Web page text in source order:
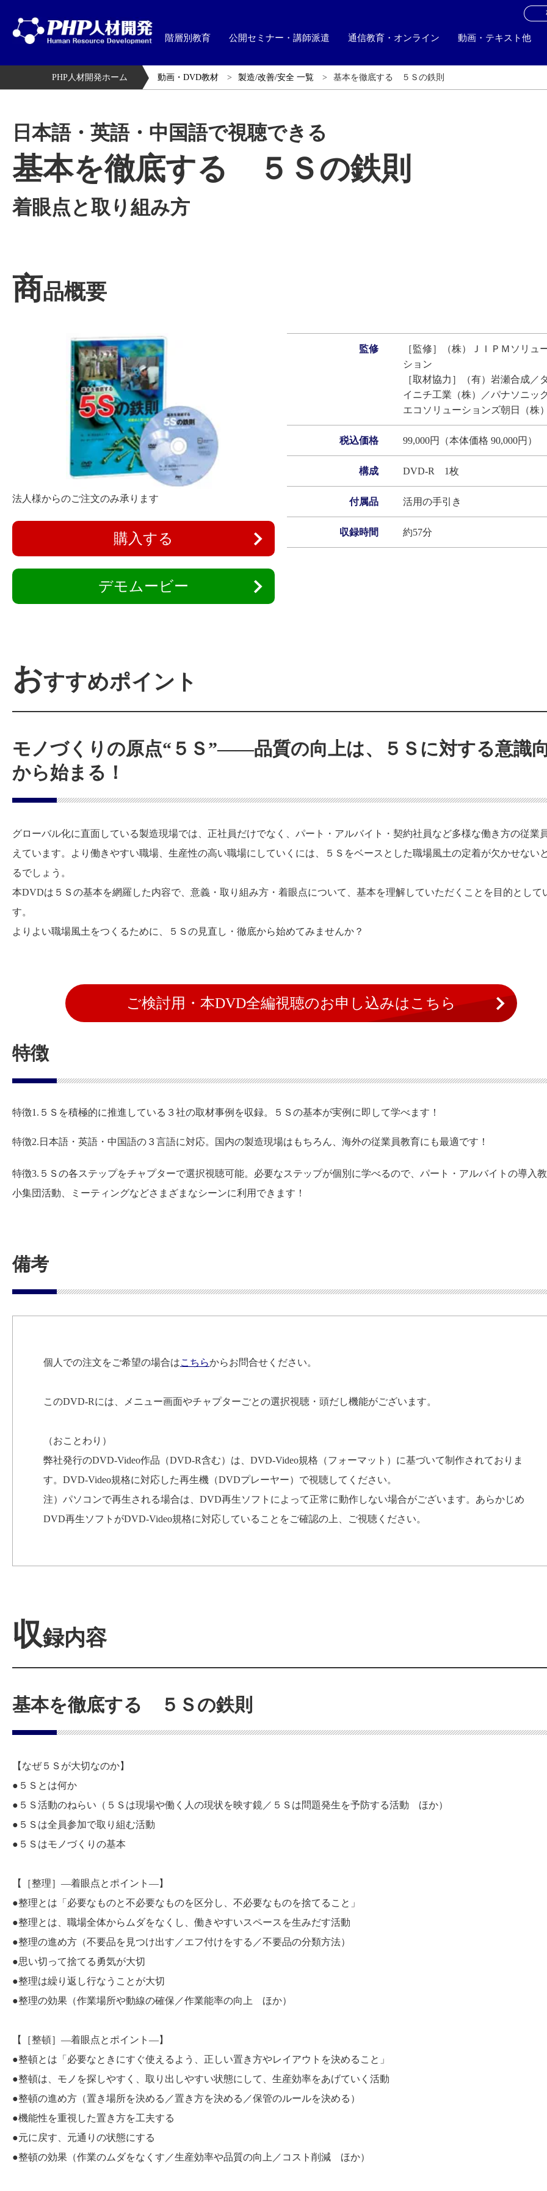
階層別教育 公開セミナー・講師派遣 通信教育・オンライン 動画・テキスト他
PHP人材開発ホーム 動画・DVD教材 製造/改善/安全 一覧 基本を徹底する ５Ｓの鉄則
日本語・英語・中国語で視聴できる
基本を徹底する ５Ｓの鉄則
着眼点と取り組み方
商品概要
法人様からのご注文のみ承ります
購入する
デモムービー
監修
［監修］（株）ＪＩＰＭソリュ
ション
［取材協力］（有）岩瀬合成／
イニチ工業（株）／パナソニッ
エコソリューションズ朝日（株
税込価格 99,000円（本体価格 90,000円）
構成 DVD‐R 1枚
付属品 活用の手引き
収録時間 約57分
おすすめポイント
モノづくりの原点“５Ｓ”――品質の向上は、５Ｓに対する意識
から始まる！
グローバル化に直面している製造現場では、正社員だけでなく、パート・アルバイト・契約社員など多様な働き方の従業
えています。より働きやすい職場、生産性の高い職場にしていくには、５Ｓをベースとした職場風土の定着が欠かせない
るでしょう。
本DVDは５Ｓの基本を網羅した内容で、意義・取り組み方・着眼点について、基本を理解していただくことを目的として
す。
よりよい職場風土をつくるために、５Ｓの見直し・徹底から始めてみませんか？
ご検討用・本DVD全編視聴のお申し込みはこちら
特徴
特徴1.５Ｓを積極的に推進している３社の取材事例を収録。５Ｓの基本が実例に即して学べます！
特徴2.日本語・英語・中国語の３言語に対応。国内の製造現場はもちろん、海外の従業員教育にも最適です！
特徴3.５Ｓの各ステップをチャプターで選択視聴可能。必要なステップが個別に学べるので、パート・アルバイトの導入
小集団活動、ミーティングなどさまざまなシーンに利用できます！
備考
個人での注文をご希望の場合はこちらからお問合せください。
このDVD-Rには、メニュー画面やチャプターごとの選択視聴・頭だし機能がございます。
（おことわり）
弊社発行のDVD-Video作品（DVD-R含む）は、DVD-Video規格（フォーマット）に基づいて制作されておりま
す。DVD-Video規格に対応した再生機（DVDプレーヤー）で視聴してください。
注）パソコンで再生される場合は、DVD再生ソフトによって正常に動作しない場合がございます。あらかじめ
DVD再生ソフトがDVD-Video規格に対応していることをご確認の上、ご視聴ください。
収録内容
基本を徹底する ５Ｓの鉄則
【なぜ５Ｓが大切なのか】
●５Ｓとは何か
●５Ｓ活動のねらい（５Ｓは現場や働く人の現状を映す鏡／５Ｓは問題発生を予防する活動 ほか）
●５Ｓは全員参加で取り組む活動
●５Ｓはモノづくりの基本
【［整理］―着眼点とポイント―】
●整理とは「必要なものと不必要なものを区分し、不必要なものを捨てること」
●整理とは、職場全体からムダをなくし、働きやすいスペースを生みだす活動
●整理の進め方（不要品を見つけ出す／エフ付けをする／不要品の分類方法）
●思い切って捨てる勇気が大切
●整理は繰り返し行なうことが大切
●整理の効果（作業場所や動線の確保／作業能率の向上 ほか）
【［整頓］―着眼点とポイント―】
●整頓とは「必要なときにすぐ使えるよう、正しい置き方やレイアウトを決めること」
●整頓は、モノを探しやすく、取り出しやすい状態にして、生産効率をあげていく活動
●整頓の進め方（置き場所を決める／置き方を決める／保管のルールを決める）
●機能性を重視した置き方を工夫する
●元に戻す、元通りの状態にする
●整頓の効果（作業のムダをなくす／生産効率や品質の向上／コスト削減 ほか）